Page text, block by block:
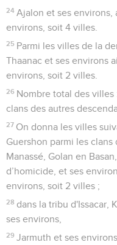
24 Ajalon et ses environs,
environs, soit 4 villes.
25 Parmi les villes de la
Thaanac et ses environs
environs, soit 2 villes.
26 Nombre total des villes
clans des autres
27 On donna les villes
Guershon parmi les
Manassé, Golan en
d’homicide, et ses
environs, soit 2 villes ;
28 dans la tribu d'Issacar,
ses environs,
29 Jarmuth et ses